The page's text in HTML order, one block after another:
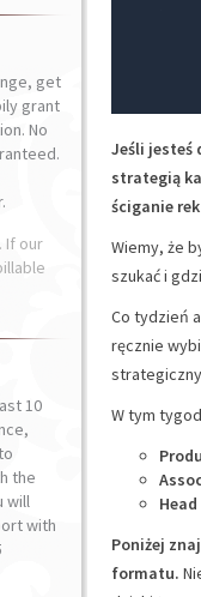
Jeśli jesteś
strategią
ściganie
Wiemy, że
szukać i
Co tydzień
ręcznie
W tym
Poniżej
formatu.
get
grant
No
If our
10
the
will
with